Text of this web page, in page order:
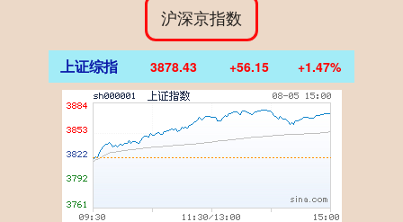
沪深京指数
上证综指 3878.43 +56.15 +1.47%